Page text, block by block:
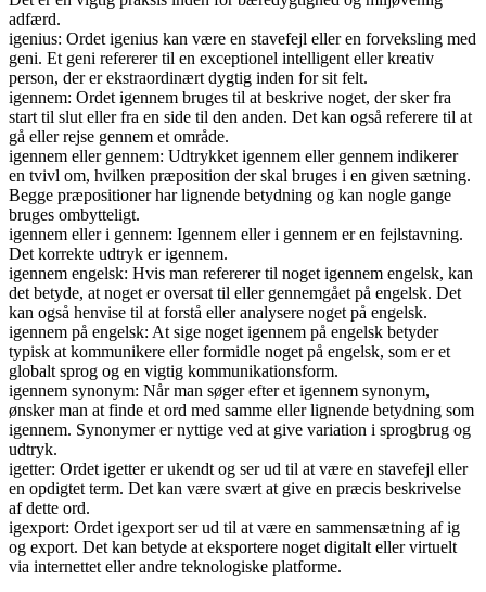
adfærd.
igenius: Ordet igenius kan være en stavefejl eller en forveksling med
geni. Et geni refererer til en exceptionel intelligent eller kreativ
person, der er ekstraordinært dygtig inden for sit felt.
igennem: Ordet igennem bruges til at beskrive noget, der sker fra
start til slut eller fra en side til den anden. Det kan også referere til at
gå eller rejse gennem et område.
igennem eller gennem: Udtrykket igennem eller gennem indikerer
en tvivl om, hvilken præposition der skal bruges i en given sætning.
Begge præpositioner har lignende betydning og kan nogle gange
bruges ombytteligt.
igennem eller i gennem: Igennem eller i gennem er en fejlstavning.
Det korrekte udtryk er igennem.
igennem engelsk: Hvis man refererer til noget igennem engelsk, kan
det betyde, at noget er oversat til eller gennemgået på engelsk. Det
kan også henvise til at forstå eller analysere noget på engelsk.
igennem på engelsk: At sige noget igennem på engelsk betyder
typisk at kommunikere eller formidle noget på engelsk, som er et
globalt sprog og en vigtig kommunikationsform.
igennem synonym: Når man søger efter et igennem synonym,
ønsker man at finde et ord med samme eller lignende betydning som
igennem. Synonymer er nyttige ved at give variation i sprogbrug og
udtryk.
igetter: Ordet igetter er ukendt og ser ud til at være en stavefejl eller
en opdigtet term. Det kan være svært at give en præcis beskrivelse
af dette ord.
igexport: Ordet igexport ser ud til at være en sammensætning af ig
og export. Det kan betyde at eksportere noget digitalt eller virtuelt
via internettet eller andre teknologiske platforme.